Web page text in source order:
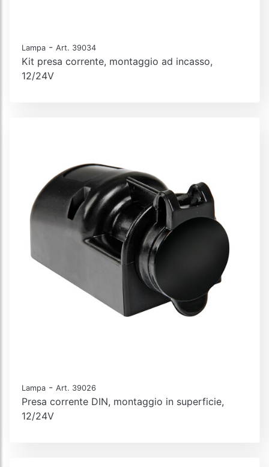
Lampa - Art. 39034
Kit presa corrente, montaggio ad incasso,
12/24V
Lampa - Art. 39026
Presa corrente DIN, montaggio in superficie,
12/24V